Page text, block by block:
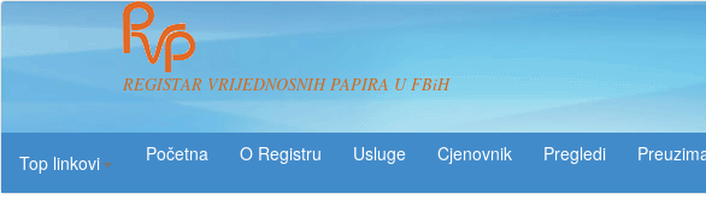
REGISTAR VRIJEDNOSNIH PAPIRA U FBiH
Top linkovi
O Registru Usluge Pregledi